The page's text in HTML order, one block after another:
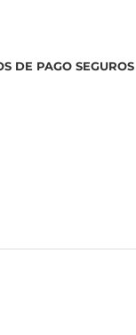
DE PAGO SEGUROS